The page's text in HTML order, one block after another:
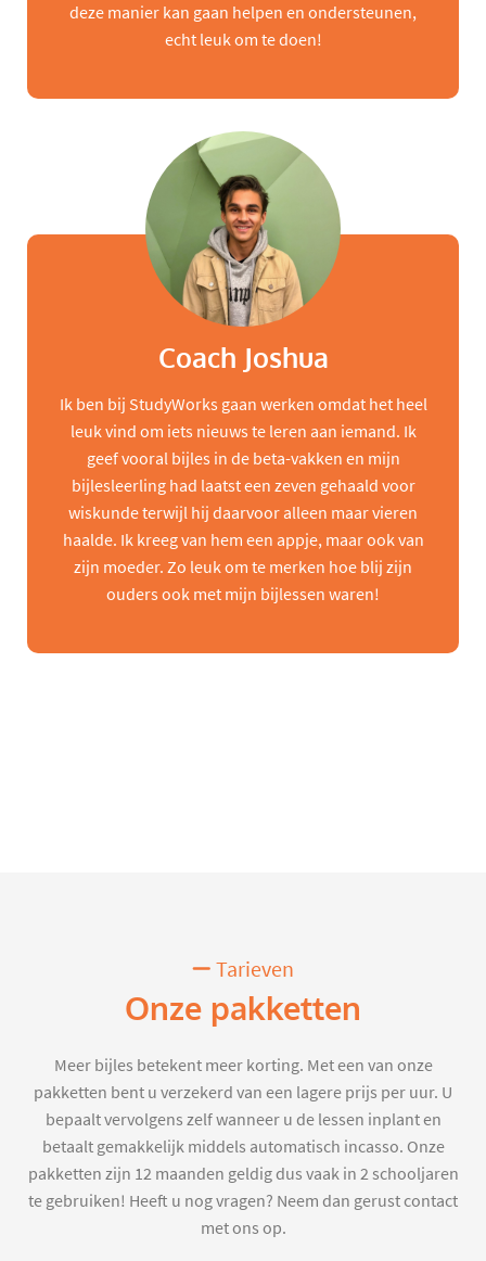
deze manier kan gaan helpen en ondersteunen,
echt leuk om te doen!
Coach Joshua
Ik ben bij StudyWorks gaan werken omdat het heel
leuk vind om iets nieuws te leren aan iemand. Ik
geef vooral bijles in de beta-vakken en mijn
bijlesleerling had laatst een zeven gehaald voor
wiskunde terwijl hij daarvoor alleen maar vieren
haalde. Ik kreeg van hem een appje, maar ook van
zijn moeder. Zo leuk om te merken hoe blij zijn
ouders ook met mijn bijlessen waren!
Tarieven
Onze pakketten
Meer bijles betekent meer korting. Met een van onze
pakketten bent u verzekerd van een lagere prijs per uur. U
bepaalt vervolgens zelf wanneer u de lessen inplant en
betaalt gemakkelijk middels automatisch incasso. Onze
pakketten zijn 12 maanden geldig dus vaak in 2 schooljaren
te gebruiken! Heeft u nog vragen? Neem dan gerust contact
met ons op.